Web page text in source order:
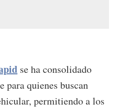
se ha consolidado
para quienes buscan
permitiendo a los